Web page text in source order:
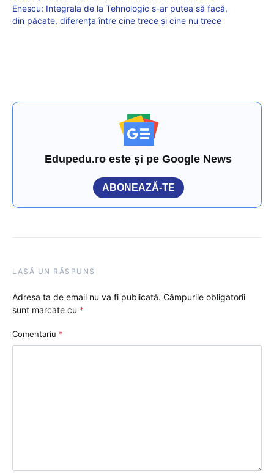
Enescu: Integrala de la Tehnologic s-ar putea să facă,
din păcate, diferența între cine trece și cine nu trece
Edupedu.ro este și pe Google News
ABONEAZĂ-TE
LASĂ UN RĂSPUNS
Adresa ta de email nu va fi publicată. Câmpurile obligatorii
sunt marcate cu *
Comentariu *